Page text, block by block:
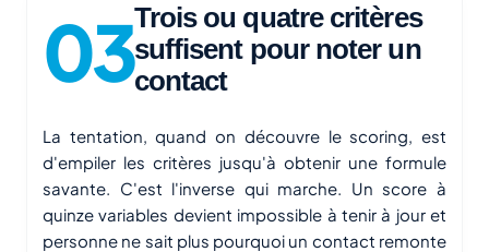
Trois ou quatre critères
suffisent pour noter un
contact
La tentation, quand on découvre le scoring, est
d'empiler les critères jusqu'à obtenir une formule
savante. C'est l'inverse qui marche. Un score à
quinze variables devient impossible à tenir à jour et
personne ne sait plus pourquoi un contact remonte